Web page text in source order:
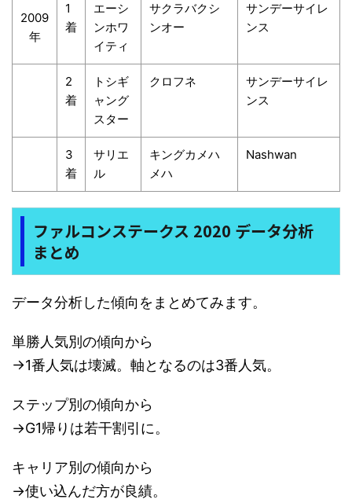
2009
年
1
着
エーシ
ンホワ
イティ
サクラバクシ
ンオー
サンデーサイレ
ンス
2
着
トシギ
ャング
スター
クロフネ
サンデーサイレ
ンス
3
着
サリエ
ル
キングカメハ
メハ
Nashwan
ファルコンステークス 2020 データ分析
まとめ
データ分析した傾向をまとめてみます。
単勝人気別の傾向から
→1番人気は壊滅。軸となるのは3番人気。
ステップ別の傾向から
→G1帰りは若干割引に。
キャリア別の傾向から
→使い込んだ方が良績。